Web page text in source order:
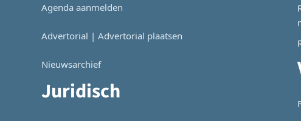
Agenda aanmelden
Advertorial | Advertorial plaatsen
Nieuwsarchief
Juridisch